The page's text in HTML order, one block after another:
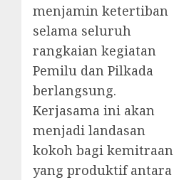
menjamin ketertiban
selama seluruh
rangkaian kegiatan
Pemilu dan Pilkada
berlangsung.
Kerjasama ini akan
menjadi landasan
kokoh bagi kemitraan
yang produktif antara